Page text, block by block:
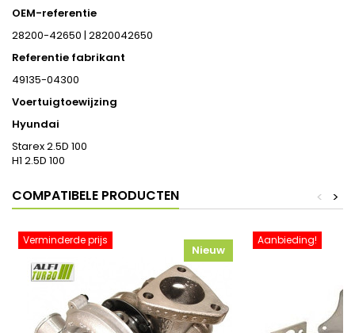
OEM-referentie
28200-42650 | 2820042650
Referentie fabrikant
49135-04300
Voertuigtoewijzing
Hyundai
Starex 2.5D 100
H1 2.5D 100
COMPATIBELE PRODUCTEN >
<
Verminderde prijs
Nieuw
Aanbieding!